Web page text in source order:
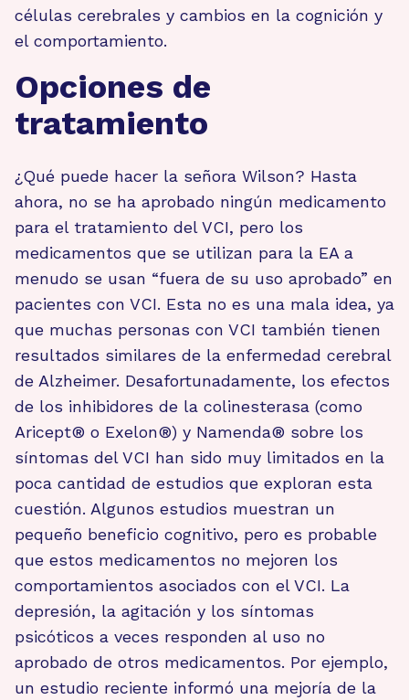
células cerebrales y cambios en la cognición y
el comportamiento.
Opciones de
tratamiento
¿Qué puede hacer la señora Wilson? Hasta
ahora, no se ha aprobado ningún medicamento
para el tratamiento del VCI, pero los
medicamentos que se utilizan para la EA a
menudo se usan “fuera de su uso aprobado” en
pacientes con VCI. Esta no es una mala idea, ya
que muchas personas con VCI también tienen
resultados similares de la enfermedad cerebral
de Alzheimer. Desafortunadamente, los efectos
de los inhibidores de la colinesterasa (como
Aricept® o Exelon®) y Namenda® sobre los
síntomas del VCI han sido muy limitados en la
poca cantidad de estudios que exploran esta
cuestión. Algunos estudios muestran un
pequeño beneficio cognitivo, pero es probable
que estos medicamentos no mejoren los
comportamientos asociados con el VCI. La
depresión, la agitación y los síntomas
psicóticos a veces responden al uso no
aprobado de otros medicamentos. Por ejemplo,
un estudio reciente informó una mejoría de la